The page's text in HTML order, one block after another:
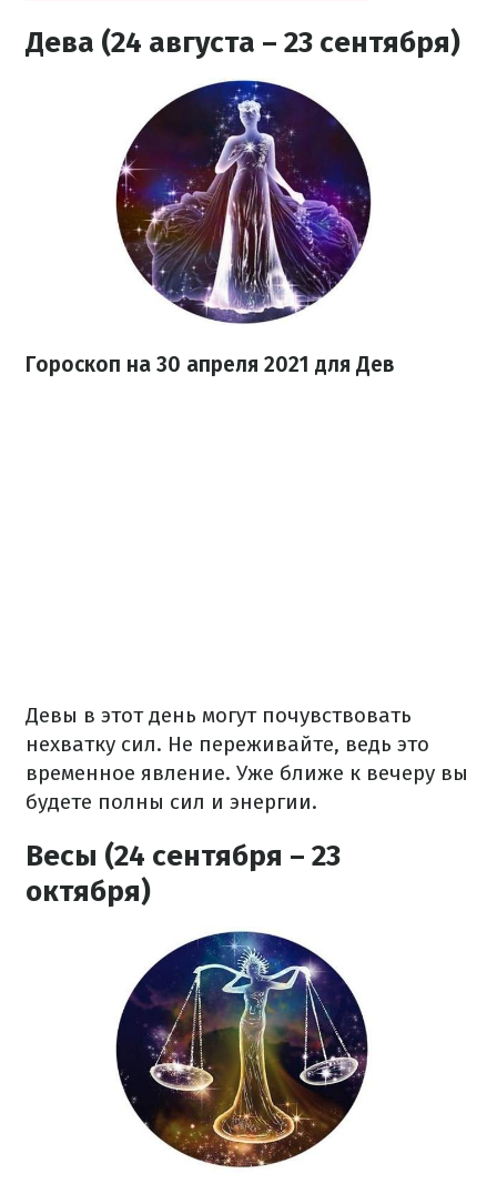
Дева (24 августа – 23 сентября)
Гороскоп на 30 апреля 2021 для Дев
Девы в этот день могут почувствовать
нехватку сил. Не переживайте, ведь это
временное явление. Уже ближе к вечеру вы
будете полны сил и энергии.
Весы (24 сентября – 23
октября)